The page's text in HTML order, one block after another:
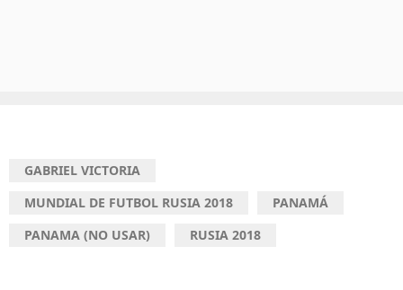
GABRIEL VICTORIA
MUNDIAL DE FUTBOL RUSIA 2018
PANAMÁ
PANAMA (NO USAR)
RUSIA 2018